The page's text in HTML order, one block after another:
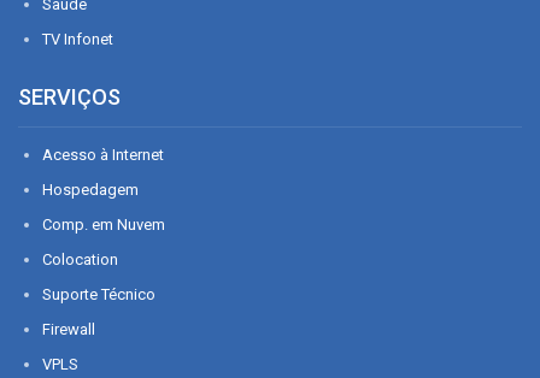
Saúde
TV Infonet
SERVIÇOS
Acesso à Internet
Hospedagem
Comp. em Nuvem
Colocation
Suporte Técnico
Firewall
VPLS